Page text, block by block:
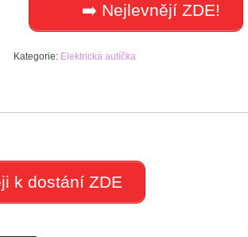
➡️ Nejlevnějí ZDE!
Kategorie: Elektrická autíčka
k dostání ZDE